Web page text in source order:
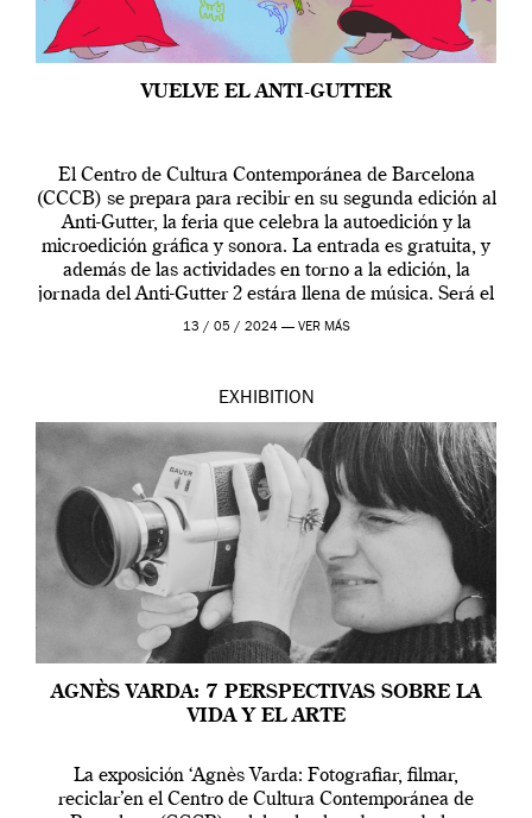
VUELVE EL ANTI-GUTTER
El Centro de Cultura Contemporánea de Barcelona
(CCCB) se prepara para recibir en su segunda edición al
Anti-Gutter, la feria que celebra la autoedición y la
microedición gráfica y sonora. La entrada es gratuita, y
además de las actividades en torno a la edición, la
jornada del Anti-Gutter 2 estára llena de música. Será el
[…]
13 / 05 / 2024 — VER MÁS
EXHIBITION
AGNÈS VARDA: 7 PERSPECTIVAS SOBRE LA
VIDA Y EL ARTE
La exposición ‘Agnès Varda: Fotografiar, filmar,
reciclar’en el Centro de Cultura Contemporánea de